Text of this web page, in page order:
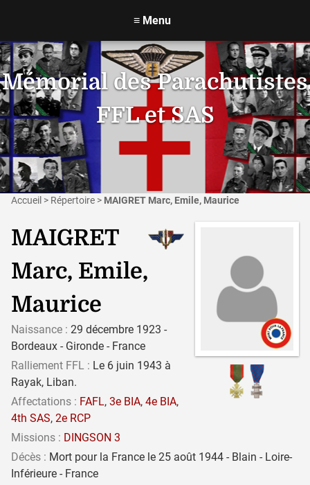
Mémorial des Parachutistes
FFL et SAS
≡ Menu
Accueil > Répertoire > MAIGRET Marc, Emile, Maurice
MAIGRET
Marc, Emile,
Maurice
Naissance : 29 décembre 1923 -
Bordeaux - Gironde - France
Ralliement FFL : Le 6 juin 1943 à
Rayak, Liban.
Affectations : FAFL, 3e BIA, 4e BIA,
4th SAS, 2e RCP
Missions : DINGSON 3
Décès : Mort pour la France le 25 août 1944 - Blain - Loire-
Inférieure - France